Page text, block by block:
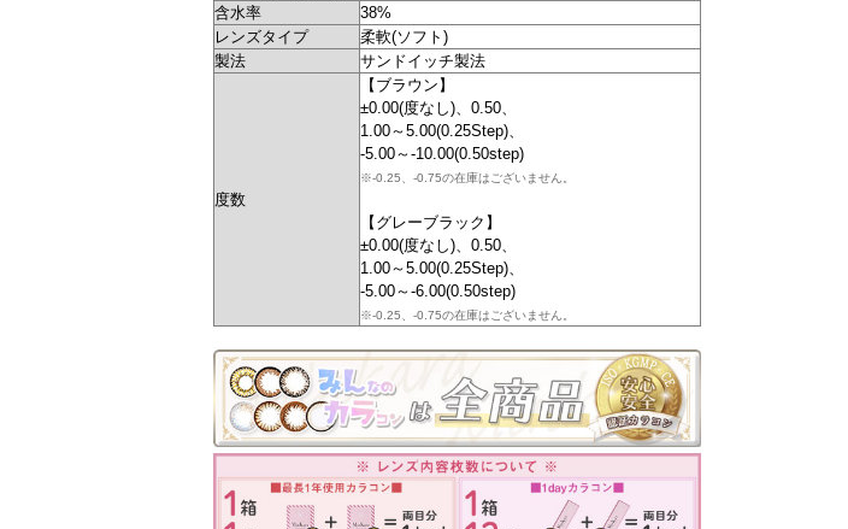
含水率
38%
レンズタイプ
柔軟(ソフト)
製法
サンドイッチ製法
度数
【ブラウン】
±0.00(度なし)、0.50、
1.00～5.00(0.25Step)、
-5.00～-10.00(0.50step)
※-0.25、-0.75の在庫はございません。
【グレーブラック】
±0.00(度なし)、0.50、
1.00～5.00(0.25Step)、
-5.00～-6.00(0.50step)
※-0.25、-0.75の在庫はございません。